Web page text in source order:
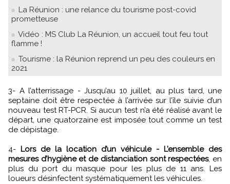
La Réunion : une relance du tourisme post-covid
prometteuse
Vidéo : MS Club La Réunion, un accueil tout feu tout
flamme !
Tourisme : la Réunion reprend un peu des couleurs en
2021
3- A l’atterrissage - Jusqu’au 10 juillet, au plus tard, une
septaine doit être respectée à l’arrivée sur l’île suivie d’un
nouveau test RT-PCR. Si aucun test n’a été réalisé avant le
départ, une quatorzaine est imposée tout comme un test
de dépistage.
4-
Lors de la location d’un véhicule - L’ensemble des
mesures d’hygiène et de distanciation sont respectées, en
plus du port du masque pour les plus de 11 ans. Les
loueurs désinfectent systématiquement les véhicules.